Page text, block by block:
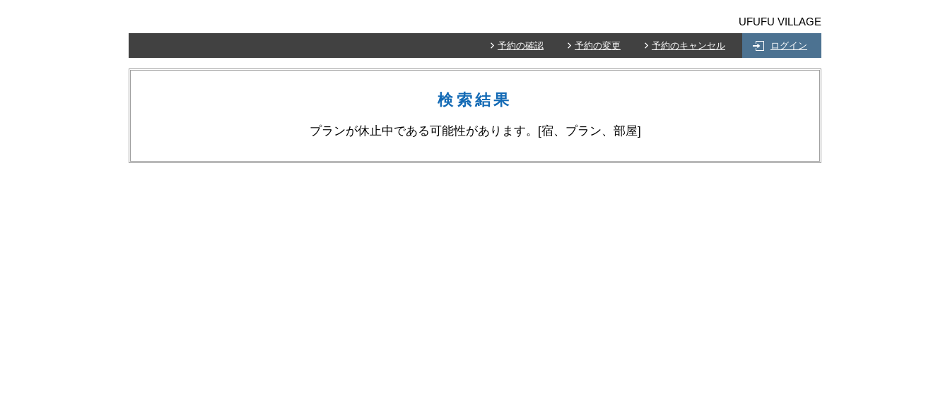
UFUFU VILLAGE
予約の確認 予約の変更 予約のキャンセル ログイン
検索結果
プランが休止中である可能性があります。[宿、プラン、部屋]